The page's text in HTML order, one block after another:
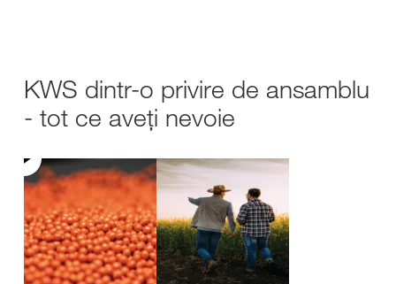
KWS dintr-o privire de ansamblu
- tot ce aveți nevoie